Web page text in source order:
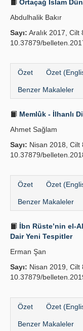
Ortaçağ İslam
Abdulhalik Bakır
Sayı: Aralık 2017, Cilt
10.37879/
Özet Özet
Benzer Makaleler
Memlûk - İlhanlı
Ahmet Sağlam
Sayı: Nisan 2018, Cilt
10.37879/
Özet Özet
Benzer Makaleler
İbn Rüste’nin el-
Dair Yeni Tespitler
Erman Şan
Sayı: Nisan 2019, Cilt
10.37879/
Özet Özet
Benzer Makaleler